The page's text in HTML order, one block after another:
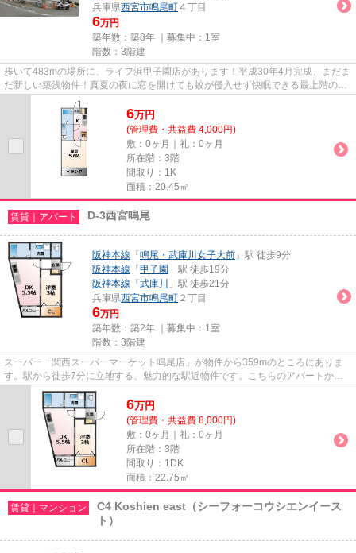
兵庫県西宮市鳴尾町 ４丁目
6万円
築年数：築8年 ｜募集中： 1室
階数：3階建
歩いて483mの場所に、ライフ浜甲子園店があります！平成30年4月完成、まだま
だ新しい築浅物件！真夏の夜に窓を開けても蚊が侵入せず快眠できる最上階の物
件です！駅から徒歩8分の物件...
6万円
(管理費・共益費 4,000円)
敷：0ヶ月｜礼：0ヶ月
所在階：3階
間取り：1K
面積：20.45㎡
賃貸｜アパート D-3西宮鳴尾
阪神本線 「 鳴尾・武庫川女子大前 」駅 徒歩9分
阪神本線 「 甲子園 」駅 徒歩19分
阪神本線 「 武庫川
」駅 徒歩21分
兵庫県西宮市鳴尾町 ２丁目
6万円
築年数：築2年 ｜募集中： 1室
階数：3階建
スーパー「関西スーパーマーケット鳴尾店」が物件から359mのところにありま
す。駅から徒歩7分に立地する、魅力的な駅近物件です。こちらのアパートから
は2駅が近くにあり、移動範囲も...
6万円
(管理費・共益費 8,000円)
敷：0ヶ月｜礼：0ヶ月
所在階：3階
間取り：1DK
面積：22.75㎡
賃貸｜マンション
C4 Koshien east（シーフォーコウシエンイース
ト）